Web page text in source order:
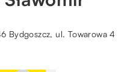
Bydgoszcz, ul. Towarowa 4